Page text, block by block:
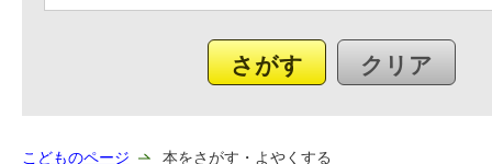
こどものページ 本をさがす・よやくする